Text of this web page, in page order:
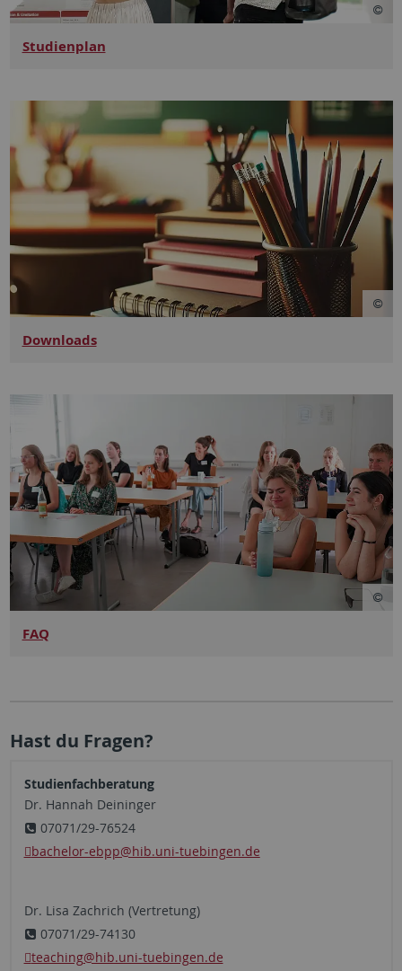
Studienplan
Downloads
FAQ
Hast du Fragen?
Studienfachberatung
Dr. Hannah Deininger
07071/29-76524
bachelor-ebpp@hib.uni-tuebingen.de
Dr. Lisa Zachrich (Vertretung)
07071/29-74130
teaching@hib.uni-tuebingen.de